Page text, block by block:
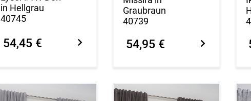
in Hellgrau
40745
54,45 €
Graubraun
40739
54,95 €